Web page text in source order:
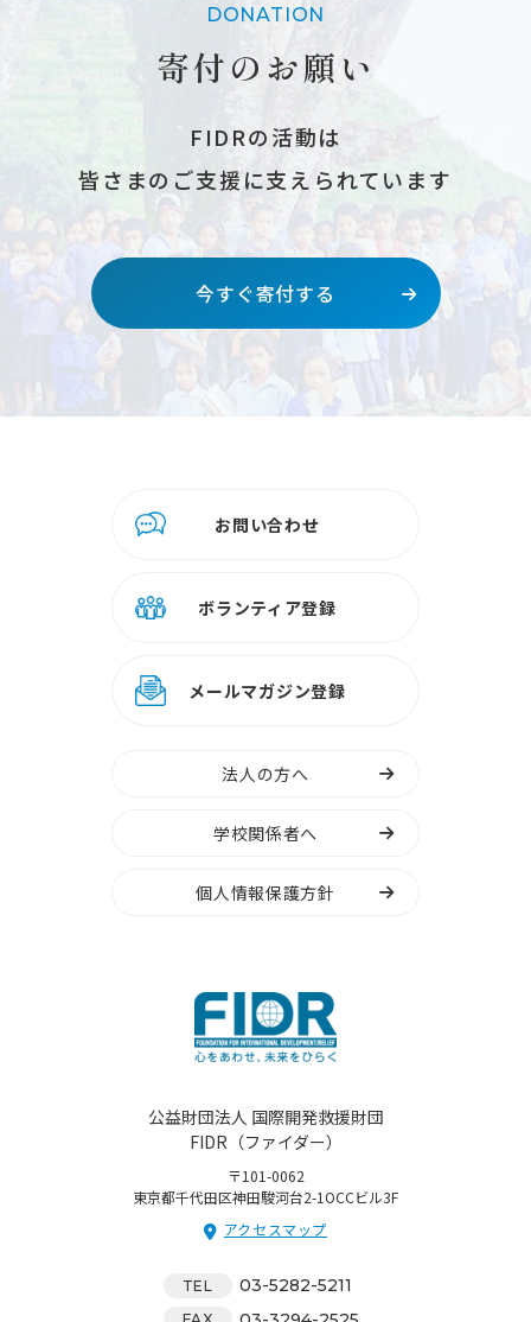
DONATION
寄付のお願い
FIDRの活動は
皆さまのご支援に支えられています
今すぐ寄付する
お問い合わせ
ボランティア登録
メールマガジン登録
法人の方へ
学校関係者へ
個人情報保護方針
公益財団法人 国際開発救援財団
FIDR（ファイダー）
〒101-0062
東京都千代田区神田駿河台2-1OCCビル3F
アクセスマップ
TEL 03-5282-5211